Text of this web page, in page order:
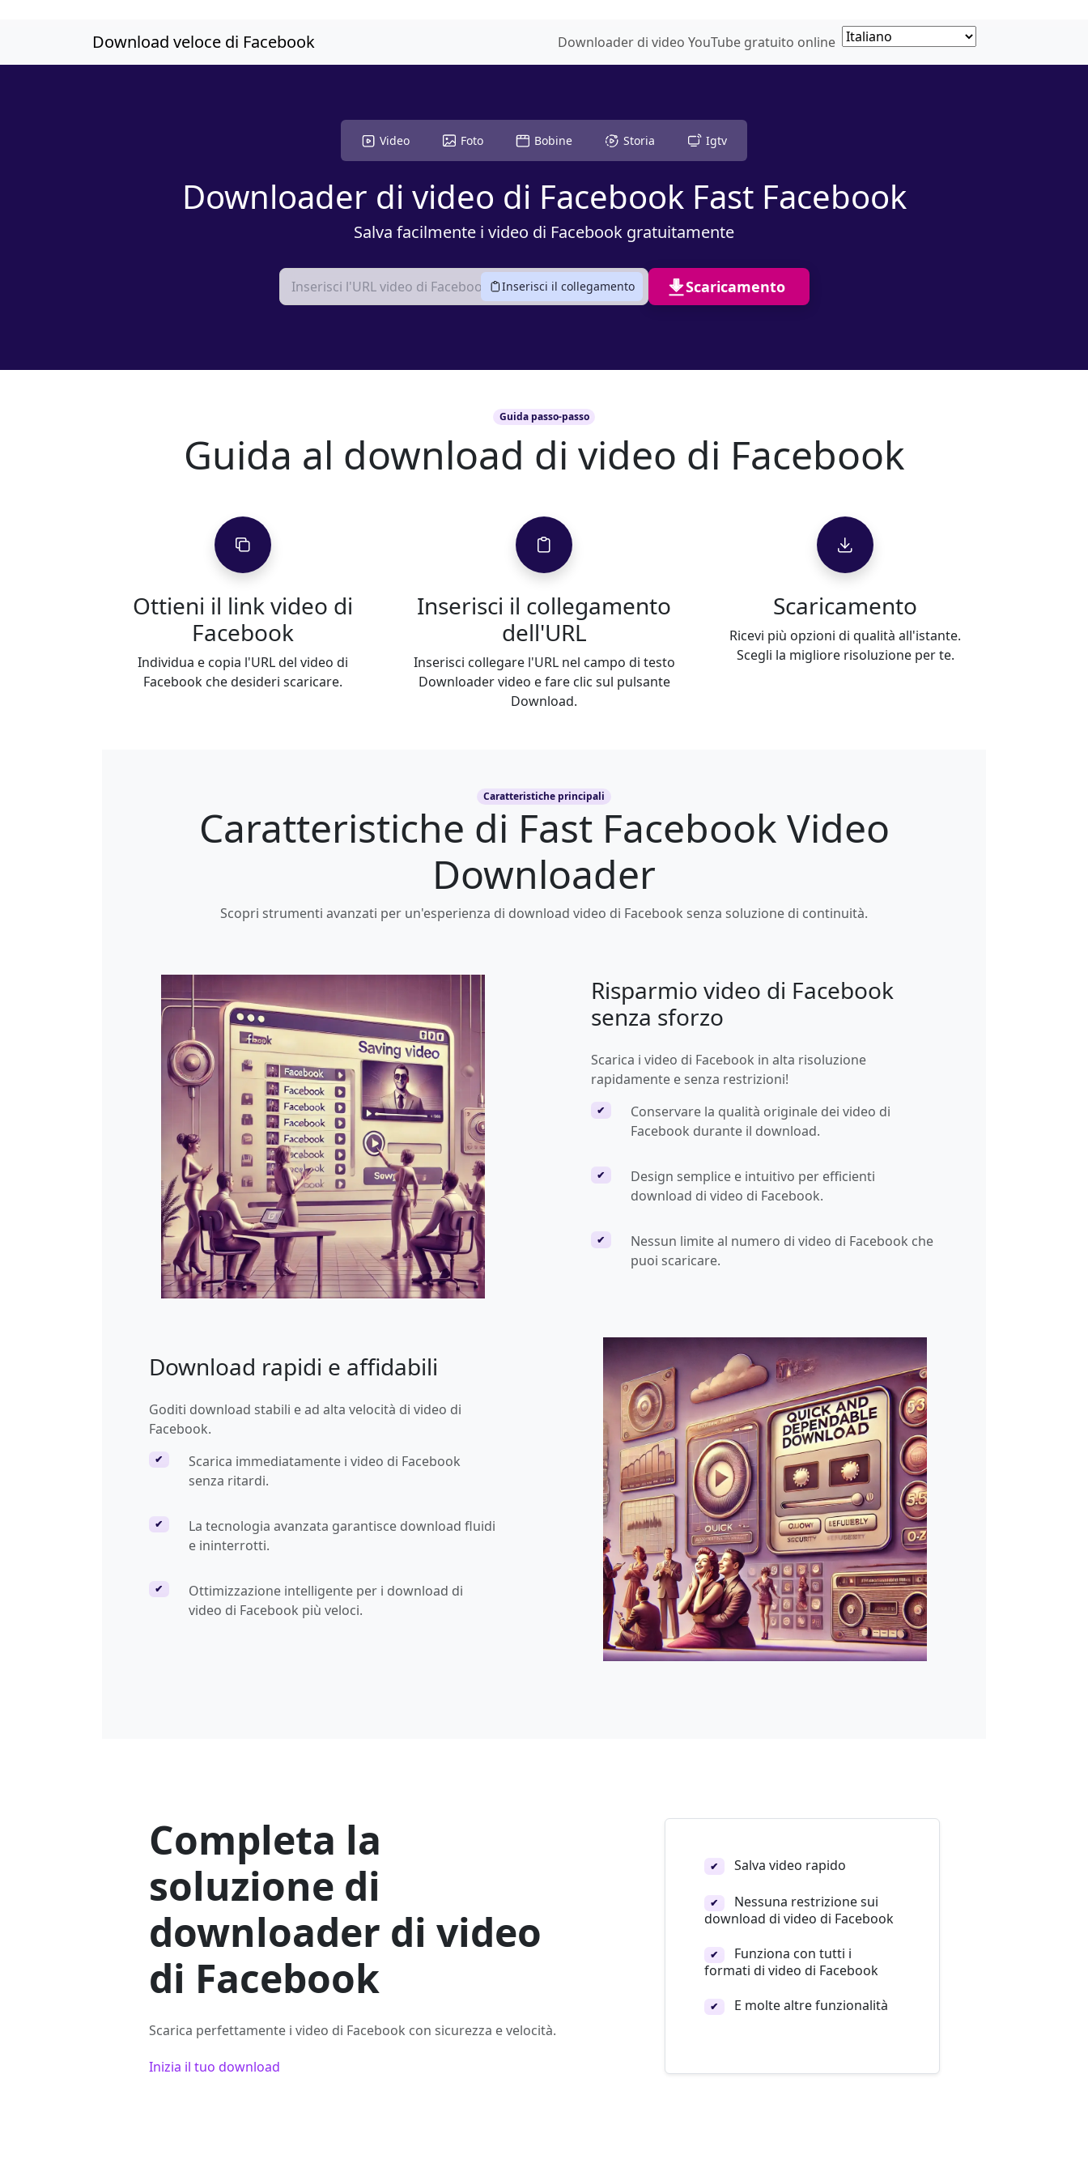
Download veloce di Facebook Downloader di video YouTube gratuito online
Video Foto Bobine Storia Igtv
Downloader di video di Facebook Fast Facebook
Salva facilmente i video di Facebook gratuitamente
Inserisci il collegamento Scaricamento
Guida passo-passo
Guida al download di video di Facebook
Ottieni il link video di
Facebook
Individua e copia l'URL del video di
Facebook che desideri scaricare.
Inserisci il collegamento
dell'URL
Inserisci collegare l'URL nel campo di testo
Downloader video e fare clic sul pulsante
Download.
Scaricamento
Ricevi più opzioni di qualità all'istante.
Scegli la migliore risoluzione per te.
Caratteristiche principali
Caratteristiche di Fast Facebook Video
Downloader
Scopri strumenti avanzati per un'esperienza di download video di Facebook senza soluzione di continuità.
Risparmio video di Facebook
senza sforzo
Scarica i video di Facebook in alta risoluzione
rapidamente e senza restrizioni!
✔
Conservare la qualità originale dei video di
Facebook durante il download.
✔
Design semplice e intuitivo per efficienti
download di video di Facebook.
✔
Nessun limite al numero di video di Facebook che
puoi scaricare.
Download rapidi e affidabili
Goditi download stabili e ad alta velocità di video di
Facebook.
✔
Scarica immediatamente i video di Facebook
senza ritardi.
✔
La tecnologia avanzata garantisce download fluidi
e ininterrotti.
✔
Ottimizzazione intelligente per i download di
video di Facebook più veloci.
Completa la
soluzione di
downloader di video
di Facebook
Scarica perfettamente i video di Facebook con sicurezza e velocità.
Inizia il tuo download
✔ Salva video rapido
✔
Nessuna restrizione sui
download di video di Facebook
✔
Funziona con tutti i
formati di video di Facebook
✔ E molte altre funzionalità